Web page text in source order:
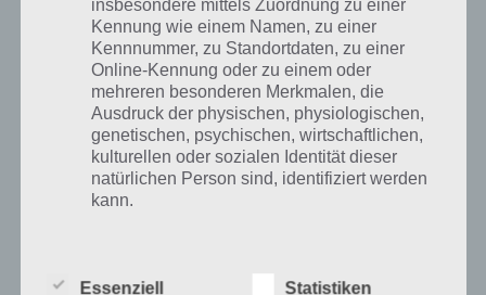
Wie bereits im Einleitungstext erwähnt, haben wir euch natürlich
auch ein Walkthrough zur App Survivor Zombie Outbreak
rausgesucht. Sollten dir vielleicht Unklarheiten und etwas von uns zu
umständlich formuliert sein, so kannst du dir den Lösungsweg auch
einfach in diesem Youtube Video zur Lösung von Survivor Zombie
Outbreak anschauen.
insbesondere mittels Zuordnung zu einer
Kennung wie einem Namen, zu einer
Kennnummer, zu Standortdaten, zu einer
Online-Kennung oder zu einem oder
mehreren besonderen Merkmalen, die
Ausdruck der physischen, physiologischen,
genetischen, psychischen, wirtschaftlichen,
kulturellen oder sozialen Identität dieser
natürlichen Person sind, identifiziert werden
kann.
Essenziell Statistiken